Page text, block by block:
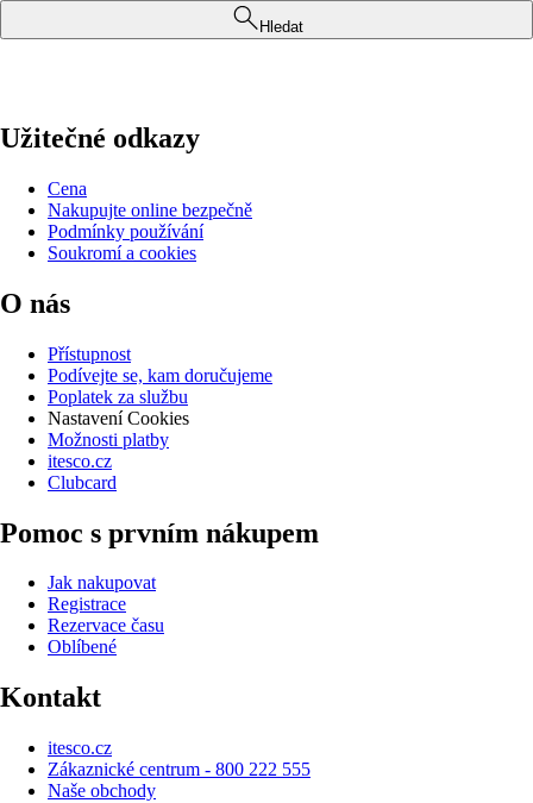
Hledat
Užitečné odkazy
Cena
Nakupujte online bezpečně
Podmínky používání
Soukromí a cookies
O nás
Přístupnost
Podívejte se, kam doručujeme
Poplatek za službu
Nastavení Cookies
Možnosti platby
itesco.cz
Clubcard
Pomoc s prvním nákupem
Jak nakupovat
Registrace
Rezervace času
Oblíbené
Kontakt
itesco.cz
Zákaznické centrum - 800 222 555
Naše obchody